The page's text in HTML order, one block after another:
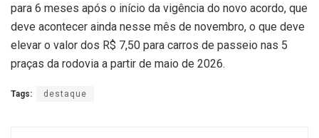
para 6 meses após o início da vigência do novo acordo, que
deve acontecer ainda nesse mês de novembro, o que deve
elevar o valor dos R$ 7,50 para carros de passeio nas 5
praças da rodovia a partir de maio de 2026.
Tags: destaque